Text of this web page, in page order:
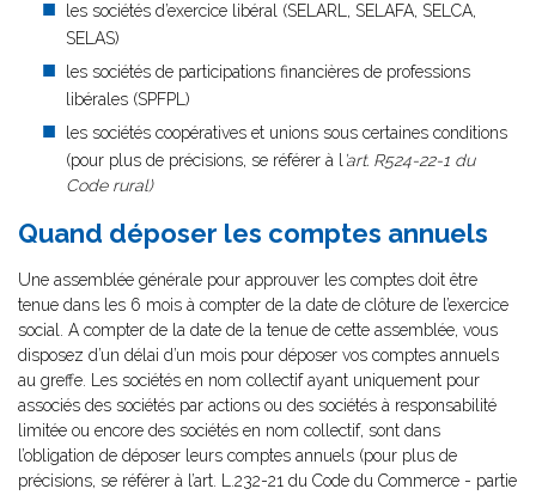
les sociétés d’exercice libéral (SELARL, SELAFA, SELCA,
SELAS)
les sociétés de participations financières de professions
libérales (SPFPL)
les sociétés coopératives et unions sous certaines conditions
(pour plus de précisions, se référer à l
’art. R524-22-1 du
Code rural)
Quand déposer les comptes annuels
Une assemblée générale pour approuver les comptes doit être
tenue dans les 6 mois à compter de la date de clôture de l’exercice
social. A compter de la date de la tenue de cette assemblée, vous
disposez d’un délai d’un mois pour déposer vos comptes annuels
au greffe. Les sociétés en nom collectif ayant uniquement pour
associés des sociétés par actions ou des sociétés à responsabilité
limitée ou encore des sociétés en nom collectif, sont dans
l’obligation de déposer leurs comptes annuels (pour plus de
précisions, se référer à l’art. L.232-21 du Code du Commerce - partie